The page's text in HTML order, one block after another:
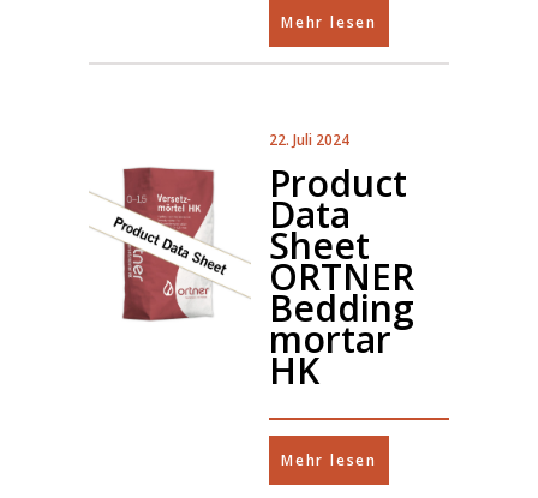
Mehr lesen
22. Juli 2024
Product
Data
Sheet
ORTNER
Bedding
mortar
HK
Mehr lesen